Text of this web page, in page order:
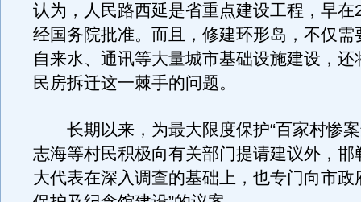
认为，人民路西延是省重点建设工程，早
经国务院批准。而且，修建环形岛，不仅需
自来水、通讯等大量城市基础设施建设，还
民房拆迁这一棘手的问题。
长期以来，为最大限度保护“百家村惨案
志海等村民积极向有关部门提请建议外，邯
大代表在深入调查的基础上，也专门向市政